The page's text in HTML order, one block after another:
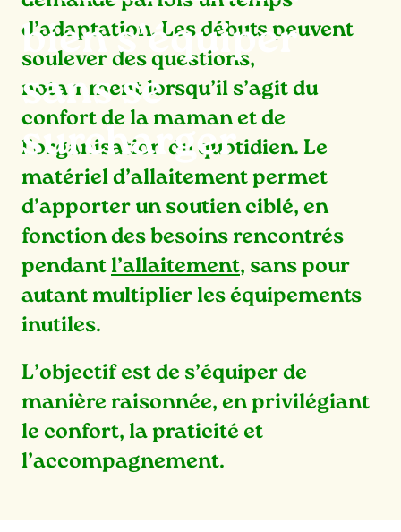
bien s’équiper
sans se
surcharger
d’adaptation. Les débuts peuvent
soulever des questions,
notamment lorsqu’il s’agit du
confort de la maman et de
l’organisation du quotidien. Le
matériel d’allaitement permet
d’apporter un soutien ciblé, en
fonction des besoins rencontrés
pendant l’allaitement, sans pour
autant multiplier les équipements
inutiles.
L’objectif est de s’équiper de
manière raisonnée, en privilégiant
le confort, la praticité et
l’accompagnement.